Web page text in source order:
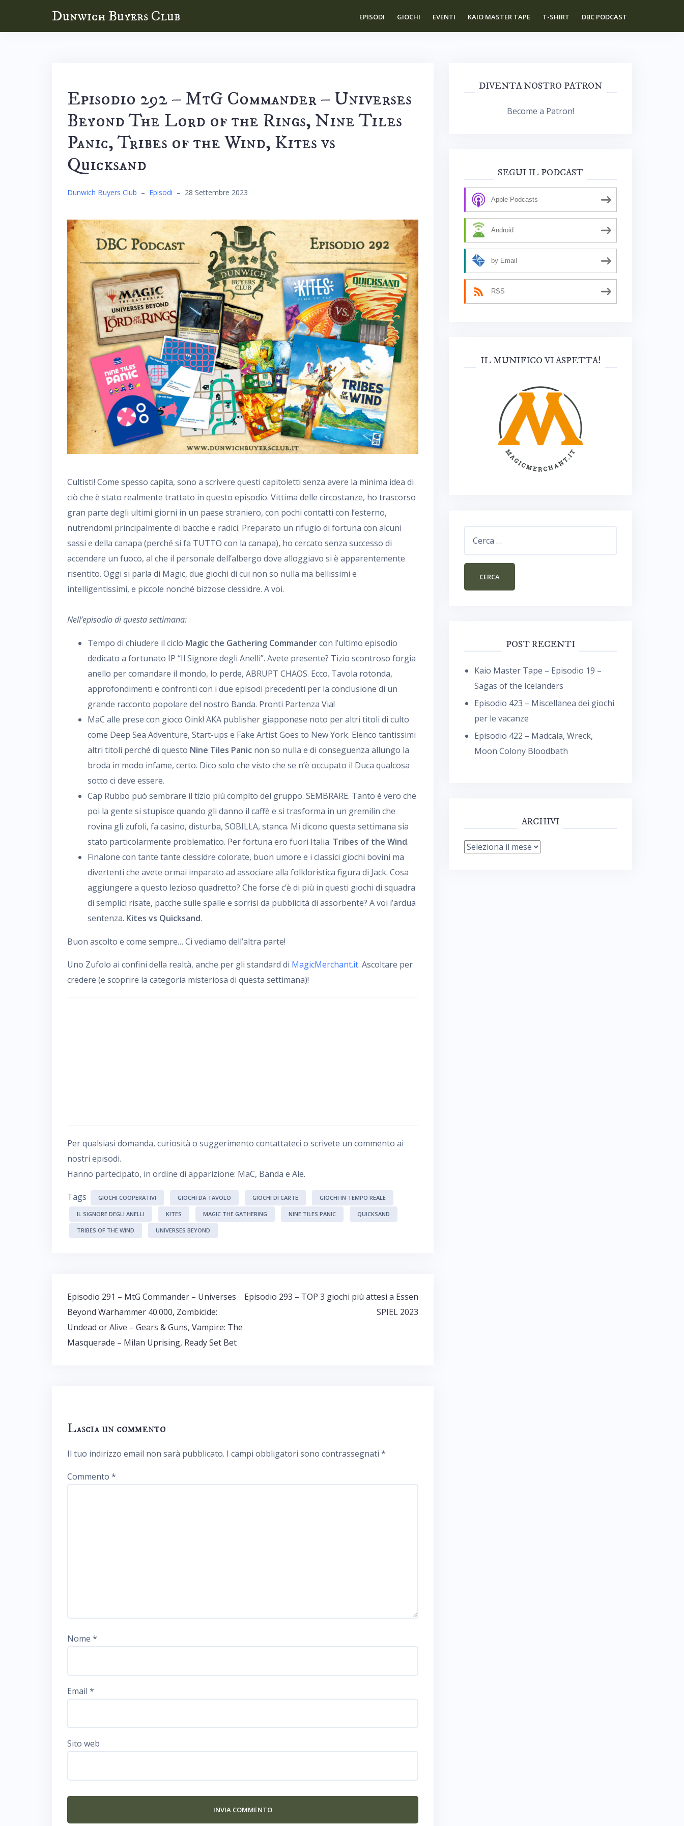
Dunwich Buyers Club EPISODI GIOCHI EVENTI KAIO MASTER TAPE T-SHIRT DBC PODCAST
Episodio 292 – MtG Commander – Universes
Beyond The Lord of the Rings, Nine Tiles
Panic, Tribes of the Wind, Kites vs
Quicksand
Dunwich Buyers Club – Episodi – 28 Settembre 2023
Cultisti! Come spesso capita, sono a scrivere questi capitoletti senza avere la minima idea di
ciò che è stato realmente trattato in questo episodio. Vittima delle circostanze, ho trascorso
gran parte degli ultimi giorni in un paese straniero, con pochi contatti con l’esterno,
nutrendomi principalmente di bacche e radici. Preparato un rifugio di fortuna con alcuni
sassi e della canapa (perché si fa TUTTO con la canapa), ho cercato senza successo di
accendere un fuoco, al che il personale dell’albergo dove alloggiavo si è apparentemente
risentito. Oggi si parla di Magic, due giochi di cui non so nulla ma bellissimi e
intelligentissimi, e piccole nonché bizzose clessidre. A voi.
Nell’episodio di questa settimana:
Tempo di chiudere il ciclo Magic the Gathering Commandercon l’ultimo episodio
dedicato a fortunato IP “Il Signore degli Anelli”. Avete presente? Tizio scontroso forgia
anello per comandare il mondo, lo perde, ABRUPT CHAOS. Ecco. Tavola rotonda,
approfondimenti e confronti con i due episodi precedenti per la conclusione di un
grande racconto popolare del nostro Banda. Pronti Partenza Via!
MaC alle prese con gioco Oink! AKA publisher giapponese noto per altri titoli di culto
come Deep Sea Adventure, Start-ups e Fake Artist Goes to New York. Elenco tantissimi
altri titoli perché di questo Nine Tiles Panic non so nulla e di conseguenza allungo la
broda in modo infame, certo. Dico solo che visto che se n’è occupato il Duca qualcosa
sotto ci deve essere.
Cap Rubbo può sembrare il tizio più compìto del gruppo. SEMBRARE. Tanto è vero che
poi la gente si stupisce quando gli danno il caffè e si trasforma in un gremilin che
rovina gli zufoli, fa casino, disturba, SOBILLA, stanca. Mi dicono questa settimana sia
stato particolarmente problematico. Per fortuna ero fuori Italia. Tribes of the Wind.
Finalone con tante tante clessidre colorate, buon umore e i classici giochi bovini ma
divertenti che avete ormai imparato ad associare alla folkloristica figura di Jack. Cosa
aggiungere a questo lezioso quadretto? Che forse c’è di più in questi giochi di squadra
di semplici risate, pacche sulle spalle e sorrisi da pubblicità di assorbente? A voi l’ardua
sentenza. Kites vs Quicksand.
Buon ascolto e come sempre… Ci vediamo dell’altra parte!
Uno Zufolo ai confini della realtà, anche per gli standard di MagicMerchant.it. Ascoltare per
credere (e scoprire la categoria misteriosa di questa settimana)!
Per qualsiasi domanda, curiosità o suggerimento contattateci o scrivete un commento ai
nostri episodi.
Hanno partecipato, in ordine di apparizione: MaC, Banda e Ale.
Tags GIOCHI COOPERATIVI GIOCHI DA TAVOLO GIOCHI DI CARTE GIOCHI IN TEMPO REALE
IL SIGNORE DEGLI ANELLI KITES MAGIC THE GATHERING NINE TILES PANIC QUICKSAND
TRIBES OF THE WIND UNIVERSES BEYOND
Navigazione
articoli
Episodio 291 – MtG Commander – Universes
Beyond Warhammer 40.000, Zombicide:
Undead or Alive – Gears & Guns, Vampire: The
Masquerade – Milan Uprising, Ready Set Bet
Episodio 293 – TOP 3 giochi più attesi a Essen
SPIEL 2023
Lascia un commento
Il tuo indirizzo email non sarà pubblicato. I campi obbligatori sono contrassegnati *
Commento *
Nome *
Email *
Sito web
DIVENTA NOSTRO PATRON
Become a Patron!
SEGUI IL PODCAST
Apple Podcasts
Android
by Email
RSS
IL MUNIFICO VI ASPETTA!
POST RECENTI
Kaio Master Tape – Episodio 19 –
Sagas of the Icelanders
Episodio 423 – Miscellanea dei giochi
per le vacanze
Episodio 422 – Madcala, Wreck,
Moon Colony Bloodbath
ARCHIVI
Archivi